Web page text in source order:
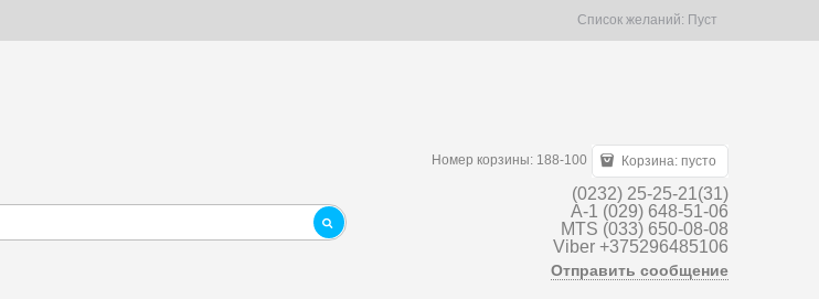
Список желаний: Пуст
Номер корзины: 188-100 Корзина: пусто
(0232) 25-25-21(31)
A-1 (029) 648-51-06
MTS (033) 650-08-08
Viber +375296485106
Отправить сообщение